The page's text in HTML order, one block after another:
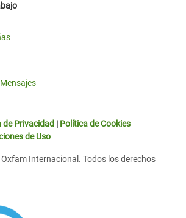
de Privacidad | Política de Cookies
de Uso
Internacional. Todos los derechos